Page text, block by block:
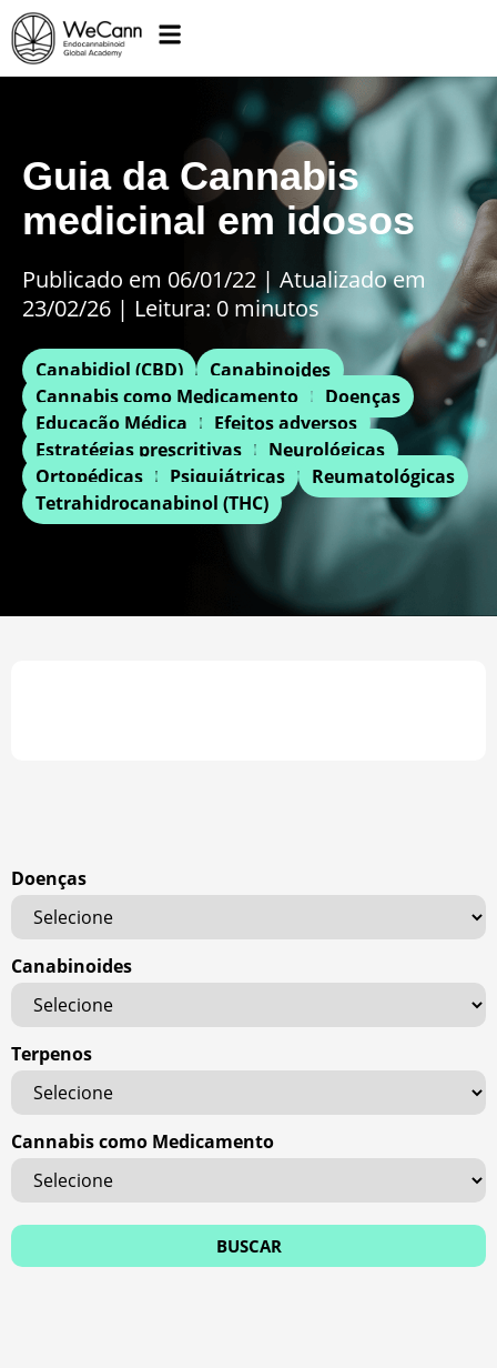
Guia da Cannabis
medicinal em idosos
Publicado em 06/01/22 | Atualizado em
23/02/26 | Leitura: 0 minutos
Canabidiol (CBD)
Canabinoides
Cannabis como Medicamento
Doenças
Educação Médica
Efeitos adversos
Estratégias prescritivas
Neurológicas
Ortopédicas
Psiquiátricas
Reumatológicas
Tetrahidrocanabinol (THC)
Doenças
Canabinoides
Terpenos
Cannabis como Medicamento